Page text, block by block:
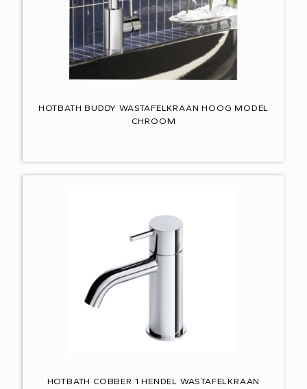
HOTBATH BUDDY WASTAFELKRAAN HOOG MODEL
CHROOM
HOTBATH COBBER 1 HENDEL WASTAFELKRAAN